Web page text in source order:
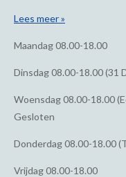
Lees meer »
Maandag08.00-18.00
Dinsdag08.00-18.00 (31
Woensdag08.00-18.00
Gesloten
Donderdag08.00-18.00
Vrijdag08.00-18.00